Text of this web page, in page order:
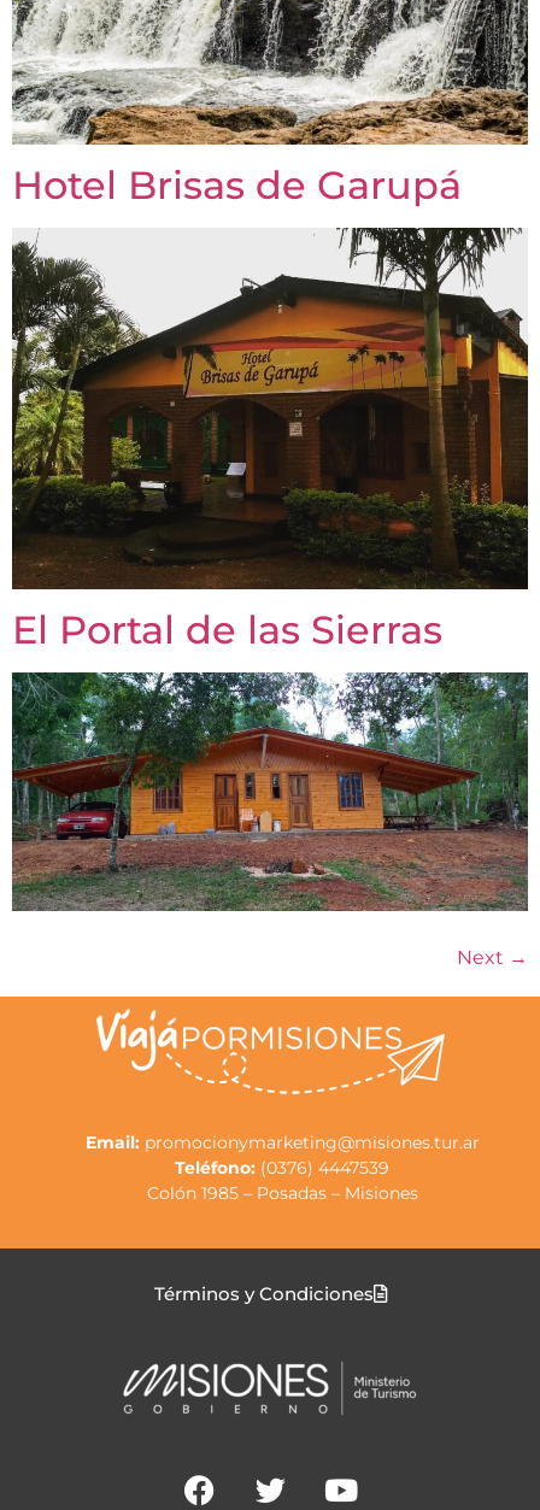
Hotel Brisas de Garupá
El Portal de las Sierras
Next →
Email:promocionymarketing@misiones.tur.ar
Teléfono: (0376) 4447539
Colón 1985 – Posadas – Misiones
Términos y Condiciones